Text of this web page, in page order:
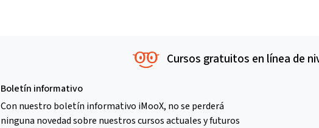
Cursos gratuitos en línea de
Boletín informativo
Con nuestro boletín informativo iMooX, no se perderá
ninguna novedad sobre nuestros cursos actuales y futuros